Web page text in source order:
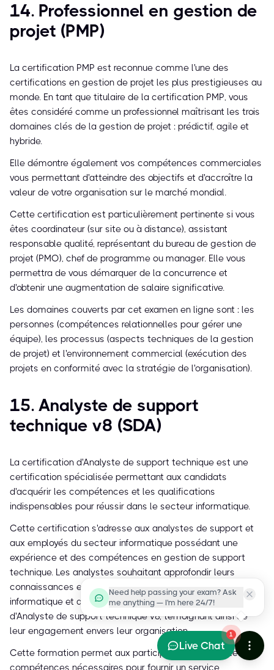
14. Professionnel en gestion de
projet (PMP)
La certification PMP est reconnue comme l'une des
certifications en gestion de projet les plus prestigieuses au
monde. En tant que titulaire de la certification PMP, vous
êtes considéré comme un professionnel maîtrisant les trois
domaines clés de la gestion de projet : prédictif, agile et
hybride.
Elle démontre également vos compétences commerciales
vous permettant d'atteindre des objectifs et d'accroître la
valeur de votre organisation sur le marché mondial.
Cette certification est particulièrement pertinente si vous
êtes coordinateur (sur site ou à distance), assistant
responsable qualité, représentant du bureau de gestion de
projet (PMO), chef de programme ou manager. Elle vous
permettra de vous démarquer de la concurrence et
d'obtenir une augmentation de salaire significative.
Les domaines couverts par cet examen en ligne sont : les
personnes (compétences relationnelles pour gérer une
équipe), les processus (aspects techniques de la gestion
de projet) et l'environnement commercial (exécution des
projets en conformité avec la stratégie de l'organisation).
15. Analyste de support
technique v8 (SDA)
La certification d'Analyste de support technique est une
certification spécialisée permettant aux candidats
d'acquérir les compétences et les qualifications
indispensables pour réussir dans le secteur informatique.
Cette certification s'adresse aux analystes de support et
aux employés du secteur informatique possédant une
expérience et des compétences en gestion de support
technique. Les analystes souhaitant approfondir leurs
connaissances et renforcer leur rôle dans le secteur
informatique et des services doivent obtenir la certification
d'Analyste de support technique v8, témoignant ainsi de
leur engagement envers leur organisation.
Cette formation permet aux participants d'acquérir les
compétences nécessaires pour fournir un service
Need help passing your exam? Ask
me anything — I'm here 24/7!
1
Live Chat